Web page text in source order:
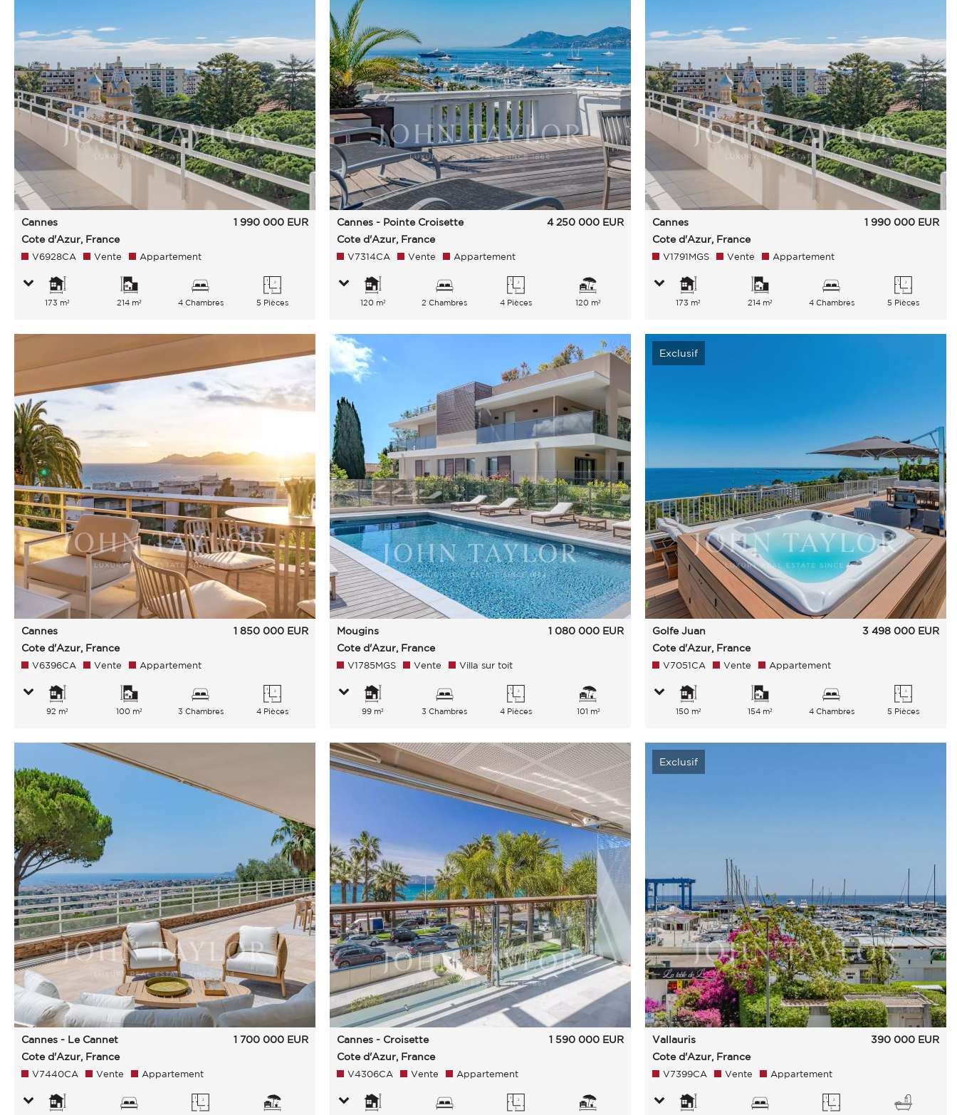
Cannes
Cote d'Azur, France
1 990 000 EUR
V6928CA Vente Appartement
173 m² 214 m² 4 Chambres 5 Pièces
Cannes - Pointe Croisette
Cote d'Azur, France
4 250 000 EUR
V7314CA Vente Appartement
120 m² 2 Chambres 4 Pièces 120 m²
Cannes
Cote d'Azur, France
1 990 000 EUR
V1791MGS Vente Appartement
173 m² 214 m² 4 Chambres 5 Pièces
Cannes
Cote d'Azur, France
1 850 000 EUR
V6396CA Vente Appartement
92 m² 100 m² 3 Chambres 4 Pièces
Mougins
Cote d'Azur, France
1 080 000 EUR
V1785MGS Vente Villa sur toit
99 m² 3 Chambres 4 Pièces 101 m²
Exclusif
Golfe Juan
Cote d'Azur, France
3 498 000 EUR
V7051CA Vente Appartement
150 m² 154 m² 4 Chambres 5 Pièces
Cannes - Le Cannet
Cote d'Azur, France
1 700 000 EUR
V7440CA Vente Appartement
Cannes - Croisette
Cote d'Azur, France
1 590 000 EUR
V4306CA Vente Appartement
Exclusif
Vallauris
Cote d'Azur, France
390 000 EUR
V7399CA Vente Appartement